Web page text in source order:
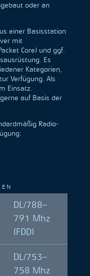
oder an
einer Basisstation
mit
Core) und ggf.
Es
Kategorien,
Verfügung. Als
Einsatz.
auf Basis der
Radio-
DL/788–
791 Mhz
(FDD)
DL/753–
758 Mhz